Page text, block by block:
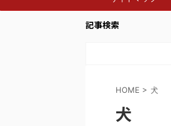
記事検索
HOME > 犬
犬